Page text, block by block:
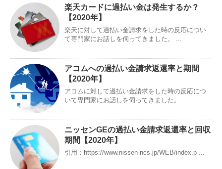
楽天カードに過払い金は発生するか？
【2020年】
楽天に対して過払い金請求をした時の反応につい
て専門家にお話しを伺ってきました。 ...
アコムへの過払い金請求返還率と期間
【2020年】
アコムに対して過払い金請求をした時の反応につ
いて専門家にお話しを伺ってきました。 ...
ニッセンGEの過払い金請求返還率と回収
期間【2020年】
引用：https://www.nissen-ncs.jp/WEB/index.p ...